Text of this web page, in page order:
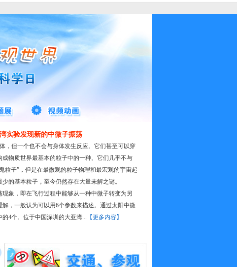
实验发现新的中微子振荡
但一个也不会与身体发生反应。它们甚至可以穿
物质世界最基本的粒子中的一种。它们几乎不与
粒子”，但是在最微观的粒子物理和最宏观的宇宙起
的基本粒子，至今仍然存在大量未解之谜。
象，即在飞行过程中能够从一种中微子转变为另
，一般认为可以用6个参数来描述。通过太阳中微
4个。位于中国深圳的大亚湾... 【更多内容】